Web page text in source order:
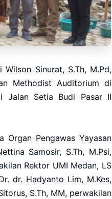
Sinurat, S.Th, M.Pd,
Methodist Auditorium di
Jalan Setia Budi Pasar II
Organ Pengawas Yayasan
Samosir, S.Th, M.Psi,
Rektor UMI Medan, LS
dr. Hadyanto Lim, M.Kes,
S.Th, MM, perwakilan